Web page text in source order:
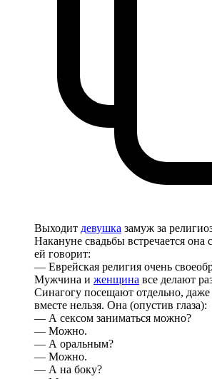
Выходит девушка замуж за
Накануне свадьбы встречается
ей говорит:
— Еврейская религия очень
Мужчина и женщина все делают
Синагогу посещают отдельно, даже
вместе нельзя. Она (опустив глаза):
— А сексом заниматься можно?
— Можно.
— А оральным?
— Можно.
— А на боку?